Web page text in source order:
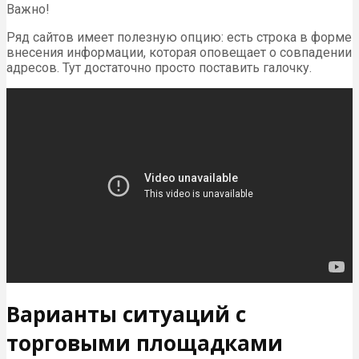
Важно!
Ряд сайтов имеет полезную опцию: есть строка в форме
внесения информации, которая оповещает о совпадении
адресов. Тут достаточно просто поставить галочку.
Варианты ситуаций с
торговыми площадками